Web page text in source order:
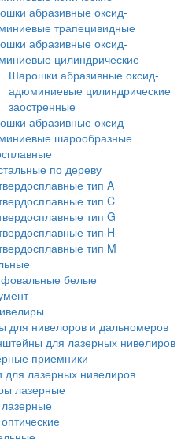
абразивные оксид-
трапецивидные
абразивные оксид-
цилиндрические
Шарошки абразивные оксид-
адюминиевые цилиндрические
заостренные
абразивные оксид-
шарообразные
по дереву
тип A
тип C
тип G
тип H
тип M
белые
для нивелоров и дальномеров
для лазерных нивелиров
приемники
для лазерных нивелиров
лазерные